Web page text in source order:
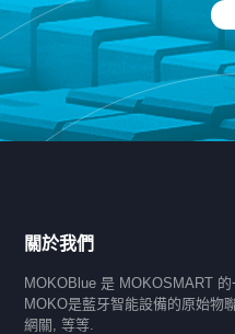
關於我們
MOKOBlue 是 MOKOSMART
MOKO是藍牙智能設備的原始物
網關, 等等.